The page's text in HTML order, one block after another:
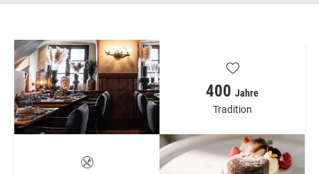
400 Jahre
Tradition